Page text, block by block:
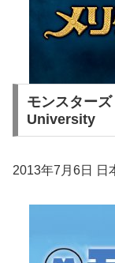
モンスター
University
2013年7月6日 日